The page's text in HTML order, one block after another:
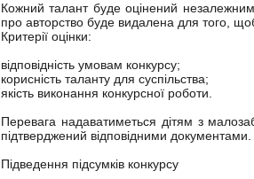
Кожний талант буде оцінений
про авторство буде видалена для того,
Критерії оцінки:
відповідність умовам конкурсу;
корисність таланту для суспільства;
якість виконання конкурсної роботи.
Перевага надаватиметься дітям з
підтверджений відповідними документами.
Підведення підсумків конкурсу